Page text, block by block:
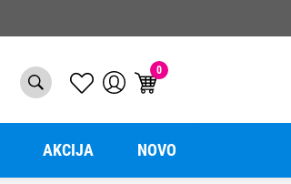
0
AKCIJA NOVO